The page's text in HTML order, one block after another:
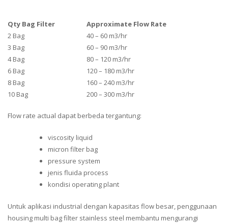
Qty Bag Filter
Approximate Flow Rate
2 Bag
40 – 60 m3/hr
3 Bag
60 – 90 m3/hr
4 Bag
80 – 120 m3/hr
6 Bag
120 – 180 m3/hr
8 Bag
160 – 240 m3/hr
10 Bag
200 – 300 m3/hr
Flow rate actual dapat berbeda tergantung:
viscosity liquid
micron filter bag
pressure system
jenis fluida process
kondisi operating plant
Untuk aplikasi industrial dengan kapasitas flow besar, penggunaan
housing multi bag filter stainless steel membantu mengurangi